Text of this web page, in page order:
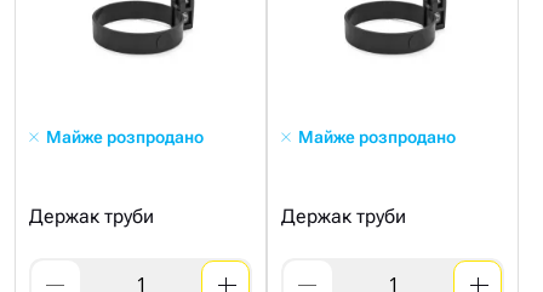
Майже розпродано
Держак труби
Майже розпродано
Держак труби